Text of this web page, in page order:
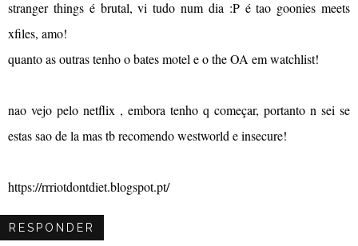
stranger things é brutal, vi tudo num dia :P é tao goonies meets
xfiles, amo!
quanto as outras tenho o bates motel e o the OA em watchlist!
nao vejo pelo netflix , embora tenho q começar, portanto n sei se
estas sao de la mas tb recomendo westworld e insecure!
https://rrriotdontdiet.blogspot.pt/
RESPONDER